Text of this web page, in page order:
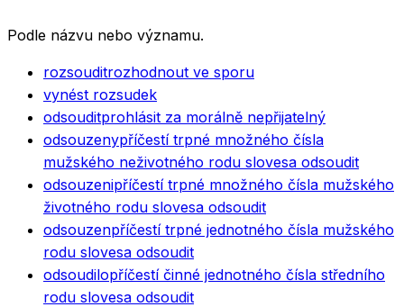
Podle názvu nebo významu.
rozsouditrozhodnout ve sporu
vynést rozsudek
odsouditprohlásit za morálně nepřijatelný
odsouzenypříčestí trpné množného čísla
mužského neživotného rodu slovesa odsoudit
odsouzenipříčestí trpné množného čísla mužského
životného rodu slovesa odsoudit
odsouzenpříčestí trpné jednotného čísla mužského
rodu slovesa odsoudit
odsoudilopříčestí činné jednotného čísla středního
rodu slovesa odsoudit